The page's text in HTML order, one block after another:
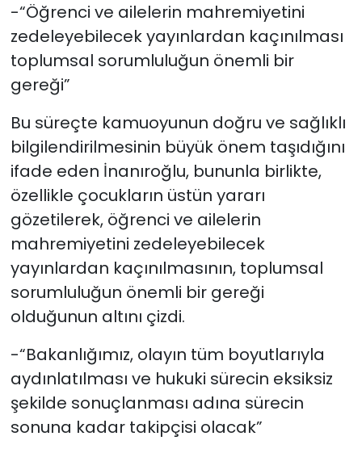
-“Öğrenci ve ailelerin mahremiyetini
zedeleyebilecek yayınlardan kaçınılması
toplumsal sorumluluğun önemli bir
gereği”
Bu süreçte kamuoyunun doğru ve sağlıklı
bilgilendirilmesinin büyük önem taşıdığını
ifade eden İnanıroğlu, bununla birlikte,
özellikle çocukların üstün yararı
gözetilerek, öğrenci ve ailelerin
mahremiyetini zedeleyebilecek
yayınlardan kaçınılmasının, toplumsal
sorumluluğun önemli bir gereği
olduğunun altını çizdi.
-“Bakanlığımız, olayın tüm boyutlarıyla
aydınlatılması ve hukuki sürecin eksiksiz
şekilde sonuçlanması adına sürecin
sonuna kadar takipçisi olacak”